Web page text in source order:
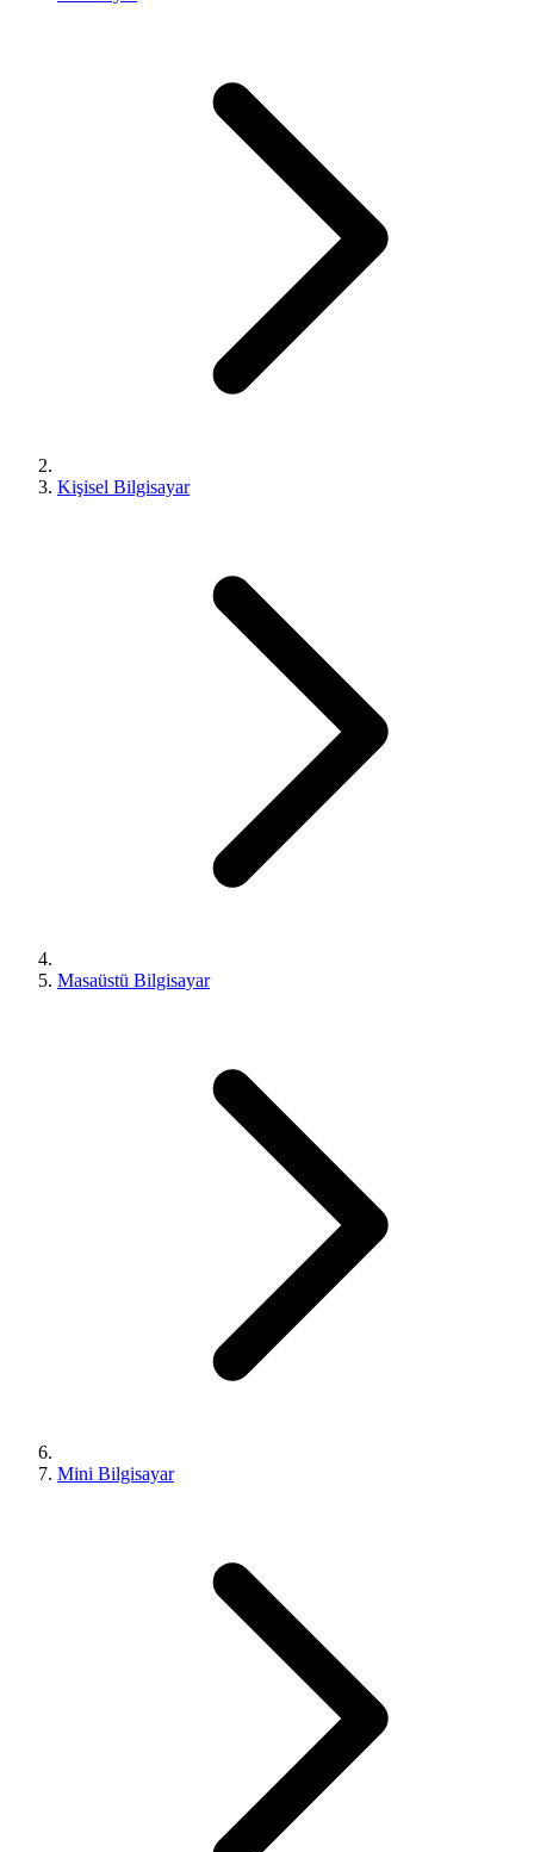
Kişisel Bilgisayar
Masaüstü Bilgisayar
Mini Bilgisayar